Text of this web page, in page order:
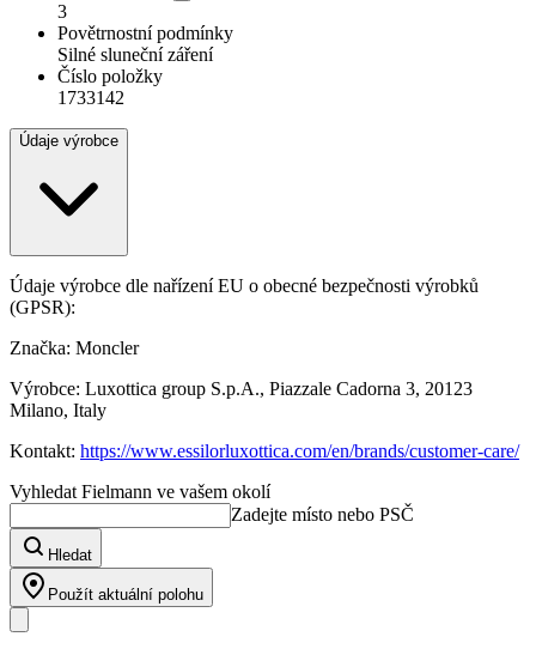
3
Povětrnostní podmínky
Silné sluneční záření
Číslo položky
1733142
Údaje výrobce
Údaje výrobce dle nařízení EU o obecné bezpečnosti výrobků
(GPSR):
Značka: Moncler
Výrobce: Luxottica group S.p.A., Piazzale Cadorna 3, 20123
Milano, Italy
Kontakt: https://www.essilorluxottica.com/en/brands/customer-care/
Vyhledat Fielmann ve vašem okolí
Zadejte místo nebo PSČ
Hledat
Použít aktuální polohu